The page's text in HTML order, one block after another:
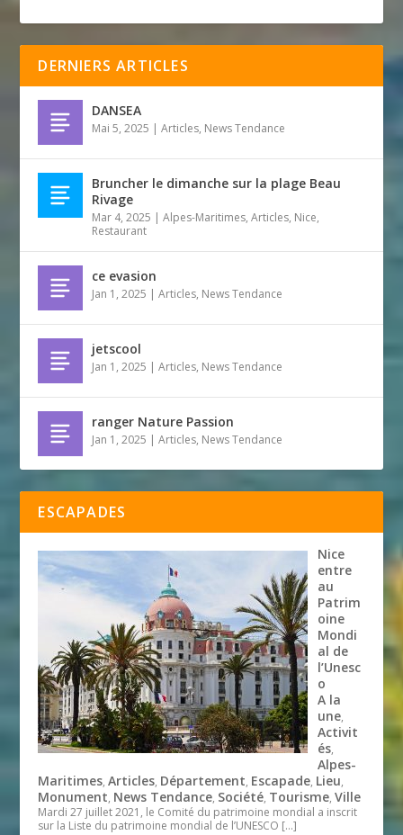
DERNIERS ARTICLES
DANSEA
Mai 5, 2025 |Articles, News Tendance
Bruncher le dimanche sur la plage Beau
Rivage
Mar 4, 2025 |Alpes-Maritimes,Articles, Nice,
Restaurant
ce evasion
Jan 1, 2025 |Articles, News Tendance
jetscool
Jan 1, 2025 |Articles, News Tendance
ranger Nature Passion
Jan 1, 2025 |Articles, News Tendance
ESCAPADES
Nice
entre
au
Patrim
oine
Mondi
al de
l’Unesc
o
A la
une,
Activit
és,
Alpes-
Maritimes,Articles, Département, Escapade, Lieu,
Monument, News Tendance, Société, Tourisme,Ville
Mardi 27 juillet 2021, le Comité du patrimoine mondial a inscrit
sur la Liste du patrimoine mondial de l’UNESCO […]